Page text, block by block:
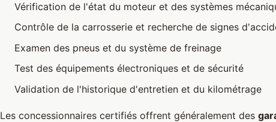
Vérification de l'état du moteur et des systèmes
Contrôle de la carrosserie et recherche de signes
Examen des pneus et du système de freinage
Test des équipements électroniques et de sécurité
Validation de l'historique d'entretien et du kilométrage
Les concessionnaires certifiés offrent généralement des